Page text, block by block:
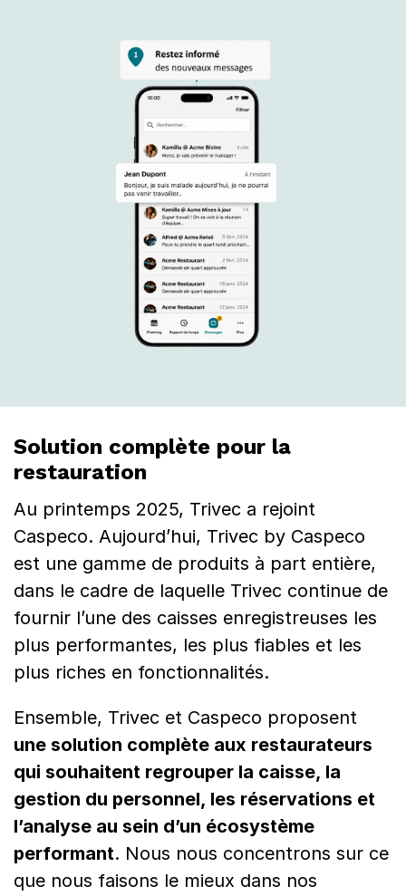
Solution complète pour la
restauration
Au printemps 2025, Trivec a rejoint
Caspeco. Aujourd’hui, Trivec by Caspeco
est une gamme de produits à part entière,
dans le cadre de laquelle Trivec continue de
fournir l’une des caisses enregistreuses les
plus performantes, les plus fiables et les
plus riches en fonctionnalités.
Ensemble, Trivec et Caspeco proposent
une solution complète aux restaurateurs
qui souhaitent regrouper la caisse, la
gestion du personnel, les réservations et
l’analyse au sein d’un écosystème
performant. Nous nous concentrons sur ce
que nous faisons le mieux dans nos